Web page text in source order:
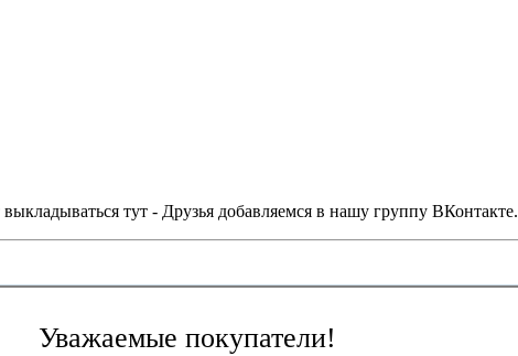
тут - Друзья добавляемся в нашу группу ВКонтакте.
Уважаемые покупатели!